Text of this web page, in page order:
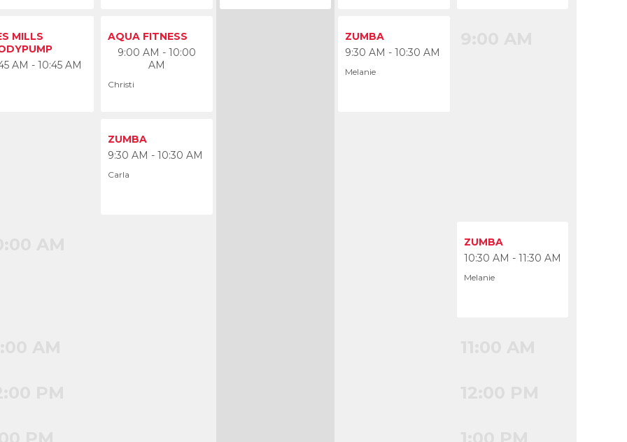
AM
MILLS
AM - 10:45 AM
AQUA FITNESS
9:00 AM - 10:00
AM
Christi
ZUMBA
9:30 AM - 10:30 AM
Carla
ZUMBA
9:30 AM - 10:30 AM
Melanie
10:00 AM
ZUMBA
10:30 AM - 11:30 AM
Melanie